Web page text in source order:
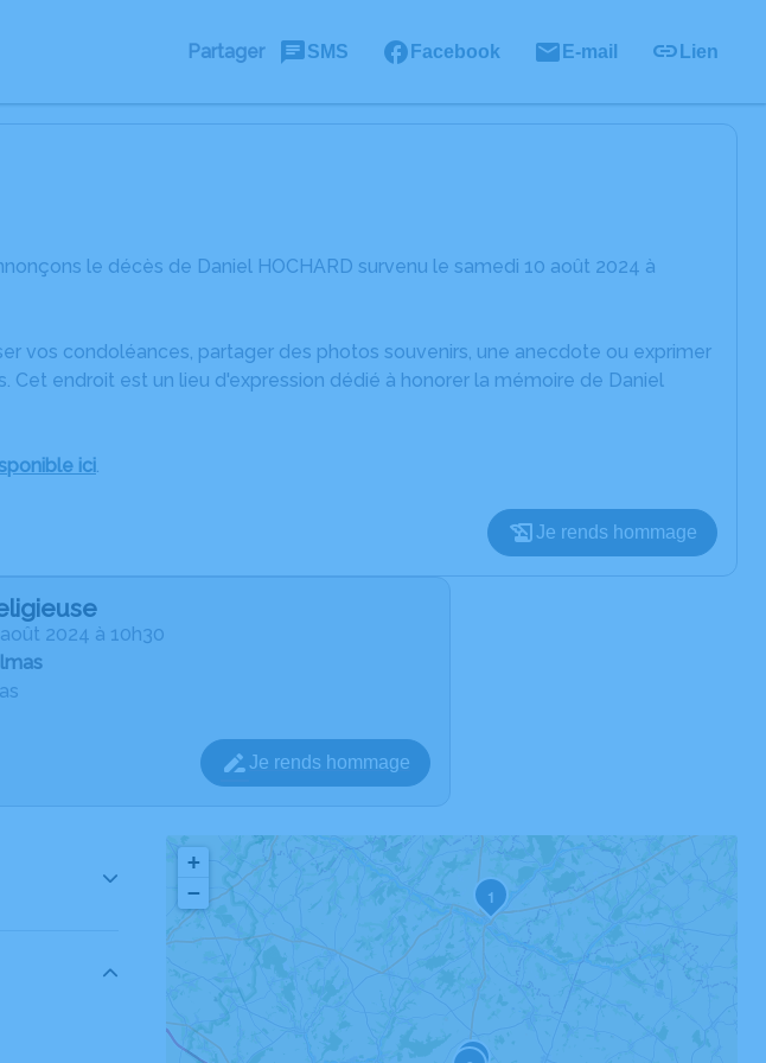
Partager SMS Facebook E-mail Lien
le décès de Daniel HOCHARD survenu le samedi 10 août 2024 à
vos condoléances, partager des photos souvenirs, une anecdote ou exprimer
endroit est un lieu d'expression dédié à honorer la mémoire de Daniel
ici.
Je rends hommage
août 2024 à 10h30
Je rends hommage
1
+
−